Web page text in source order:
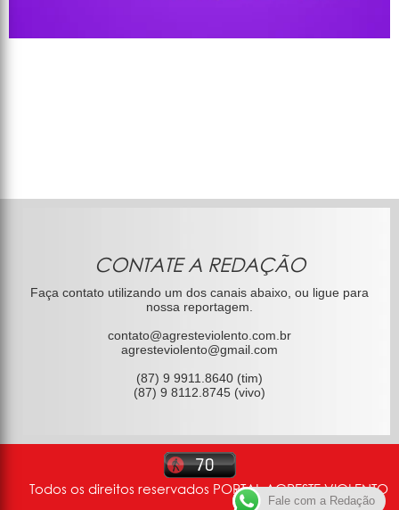
CONTATE A REDAÇÃO
Faça contato utilizando um dos canais abaixo, ou ligue para
nossa reportagem.
contato@agresteviolento.com.br
agresteviolento@gmail.com
(87) 9 9911.8640 (tim)
(87) 9 8112.8745 (vivo)
Todos os direitos reservados PORTAL AGRESTE VIOLENTO
Fale com a Redação